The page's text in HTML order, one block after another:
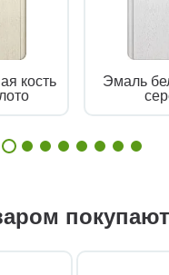
кость
Эмаль
покупают